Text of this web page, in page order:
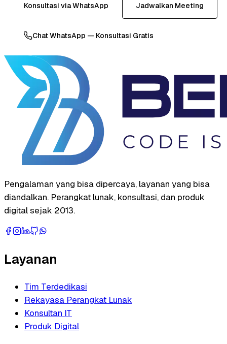
Konsultasi via WhatsApp Jadwalkan Meeting
Chat WhatsApp — Konsultasi Gratis
Pengalaman yang bisa dipercaya, layanan yang bisa
diandalkan. Perangkat lunak, konsultasi, dan produk
digital sejak 2013.
Layanan
Tim Terdedikasi
Rekayasa Perangkat Lunak
Konsultan IT
Produk Digital